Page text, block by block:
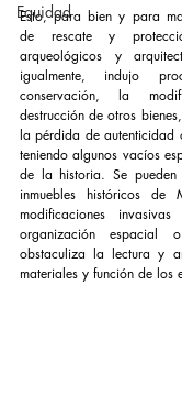
Equidad
Esto, para bien y para
de rescate y
arqueológicos y
igualmente, indujo
conservación, la
destrucción de otros
la pérdida de autenticidad
teniendo algunos vacíos
de la historia. Se
inmuebles históricos de
modificaciones
organización
obstaculiza la lectura y
materiales y función de los